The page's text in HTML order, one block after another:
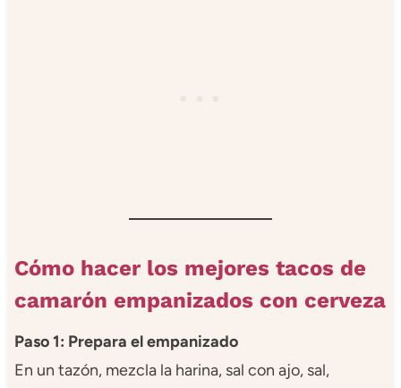
Cómo hacer los mejores tacos de
camarón empanizados con cerveza
Paso 1: Prepara el empanizado
En un tazón, mezcla la harina, sal con ajo, sal,